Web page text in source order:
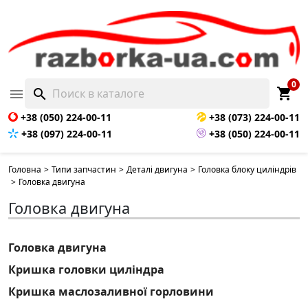
 search shopping_cart
0
+38 (050) 224-00-11
+38 (073) 224-00-11
+38 (097) 224-00-11
+38 (050) 224-00-11
Головна > Типи запчастин > Деталі двигуна > Головка блоку циліндрів
> Головка двигуна
Головка двигуна
Головка двигуна
Кришка головки циліндра
Кришка маслозаливної горловини